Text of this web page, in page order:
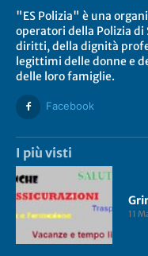
"ES Polizia" è una
operatori della Polizia
diritti, della dignità
legittimi delle donne e
delle loro famiglie.
Facebook
I più visti
11